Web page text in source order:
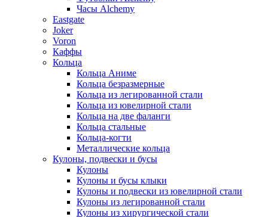
Часы Alchemy
Eastgate
Joker
Voron
Каффы
Кольца
Кольца Аниме
Кольца безразмерные
Кольца из легированной стали
Кольца из ювелирной стали
Кольца на две фаланги
Кольца стальные
Кольца-когти
Металлические кольца
Кулоны, подвески и бусы
Кулоны
Кулоны и бусы клыки
Кулоны и подвески из ювелирной стали
Кулоны из легированной стали
Кулоны из хирургической стали